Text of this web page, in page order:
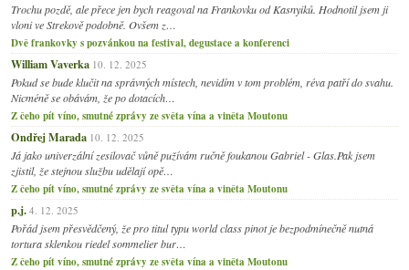
Trochu pozdě, ale přece jen bych reagoval na Frankovku od Kasnyiků. Hodnotil jsem ji
vloni ve Strekově podobně. Ovšem z…
Dvě frankovky s pozvánkou na festival, degustace a konferenci
William Vaverka 10. 12. 2025
Pokud se bude klučit na správných místech, nevidím v tom problém, réva patří do svahu.
Nicméně se obávám, že po dotacích…
Z čeho pít víno, smutné zprávy ze světa vína a viněta Moutonu
Ondřej Marada 10. 12. 2025
Já jako univerzální zesilovač vůně pužívám ručně foukanou Gabriel - Glas.Pak jsem
zjistil, že stejnou službu udělají opě…
Z čeho pít víno, smutné zprávy ze světa vína a viněta Moutonu
p.j. 4. 12. 2025
Pořád jsem přesvědčený, že pro titul typu world class pinot je bezpodmínečně nutná
tortura sklenkou riedel sommelier bur…
Z čeho pít víno, smutné zprávy ze světa vína a viněta Moutonu